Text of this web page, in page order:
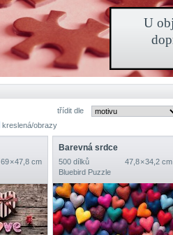
třídit dle
kreslená/obrazy
69 × 47,8 cm
Barevná srdce
500 dílků
47,8 × 34,2 cm
Bluebird Puzzle